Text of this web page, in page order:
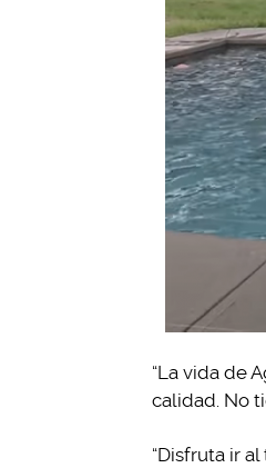
“La vida de
calidad. No
“Disfruta ir